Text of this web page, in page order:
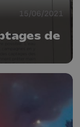
15/06/2021
de